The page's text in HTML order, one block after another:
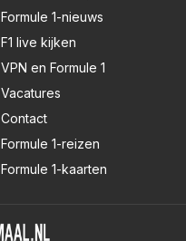
Formule 1-nieuws
F1 live kijken
VPN en Formule 1
Vacatures
Contact
Formule 1-reizen
Formule 1-kaarten